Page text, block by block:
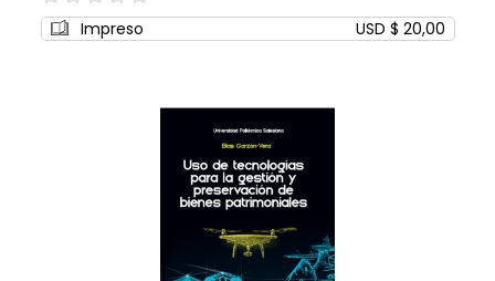
0%
Impreso USD $ 20,00